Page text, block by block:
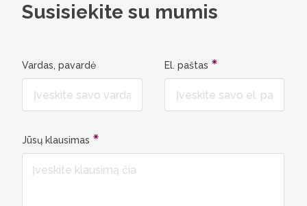
Susisiekite su mumis
Vardas, pavardė El. paštas
Jūsų klausimas